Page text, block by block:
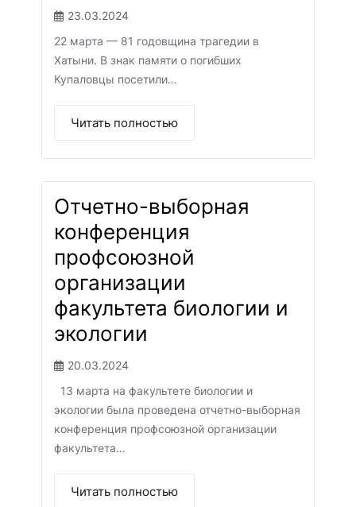
23.03.2024
22 марта — 81 годовщина трагедии в
Хатыни. В знак памяти о погибших
Купаловцы посетили…
Читать полностью
Отчетно-выборная
конференция
профсоюзной
организации
факультета биологии и
экологии
20.03.2024
13 марта на факультете биологии и
экологии была проведена отчетно-выборная
конференция профсоюзной организации
факультета…
Читать полностью